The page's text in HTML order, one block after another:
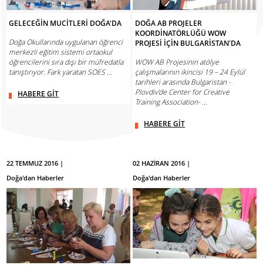
GELECEĞİN MUCİTLERİ DOĞA'DA
Doğa Okullarında uygulanan öğrenci
merkezli eğitim sistemi ortaokul
öğrencilerini sıra dışı bir müfredatla
tanıştırıyor. Fark yaratan SOES ...
HABERE GİT
DOĞA AB PROJELER
KOORDİNATÖRLÜĞÜ WOW
PROJESİ İÇİN BULGARİSTAN'DA
WOW AB Projesinin atölye
çalışmalarının ikincisi 19 – 24 Eylül
tarihleri arasında Bulgaristan -
Plovdiv’de Center for Creative
Training Association- ...
HABERE GİT
22 TEMMUZ 2016 |
Doğa'dan Haberler
02 HAZİRAN 2016 |
Doğa'dan Haberler